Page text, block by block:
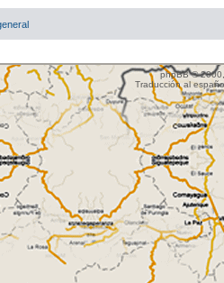
phpBB ©
Traducción al